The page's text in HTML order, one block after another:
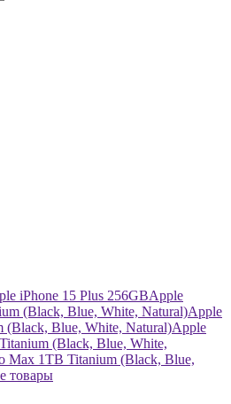
iPhone 15 Plus 256GBApple
(Black, Blue, White, Natural)Apple
(Black, Blue, White, Natural)Apple
(Black, Blue, White,
Max 1TB Titanium (Black, Blue,
товары